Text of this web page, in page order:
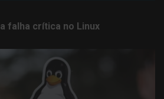
falha crítica no Linux